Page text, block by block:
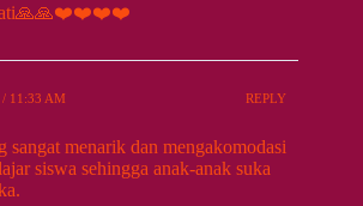
11:33 AM REPLY
sangat menarik dan mengakomodasi
siswa sehingga anak-anak suka